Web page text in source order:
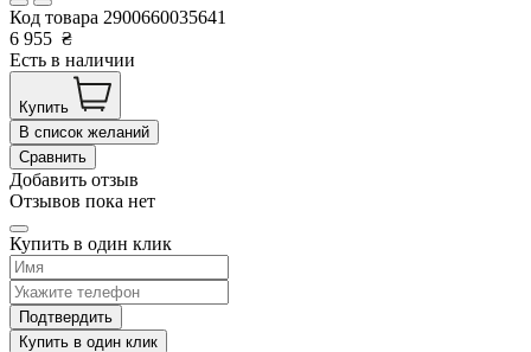
Код товара 2900660035641
6 955 ₴
Есть в наличии
Купить
В список желаний
Сравнить
Добавить отзыв
Отзывов пока нет
Купить в один клик
Подтвердить
Купить в один клик